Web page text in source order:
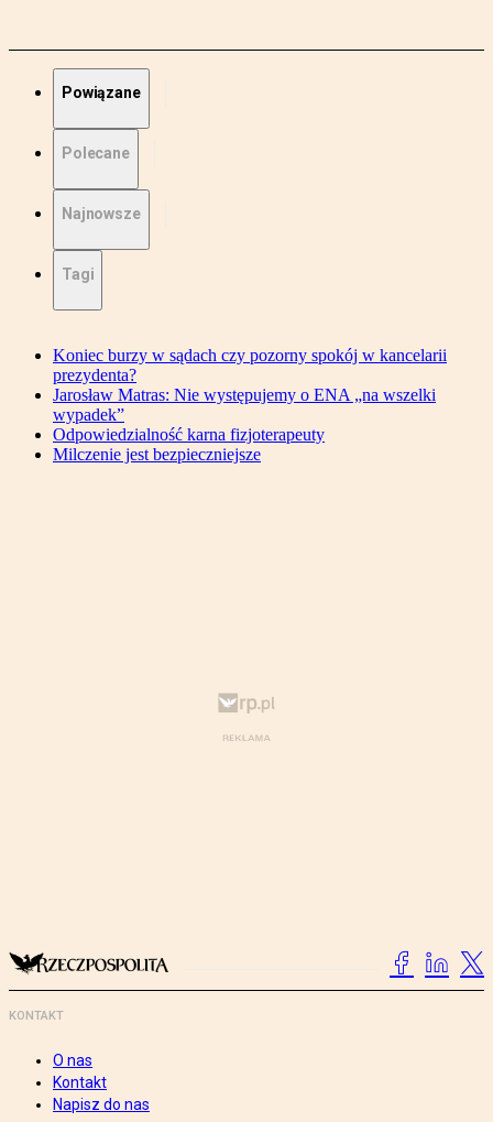
Powiązane
Polecane
Najnowsze
Tagi
Koniec burzy w sądach czy pozorny spokój w kancelarii
prezydenta?
Jarosław Matras: Nie występujemy o ENA „na wszelki
wypadek”
Odpowiedzialność karna fizjoterapeuty
Milczenie jest bezpieczniejsze
KONTAKT
O nas
Kontakt
Napisz do nas